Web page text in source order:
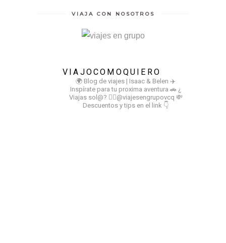
VIAJA CON NOSOTROS
VIAJOCOMOQUIERO
🌍 Blog de viajes | Isaac & Belen ✈️
Inspírate para tu proxima aventura 🚗 ¿
Viajas sol@? 👉🏻@viajesengrupovcq 💸
Descuentos y tips en el link 👇